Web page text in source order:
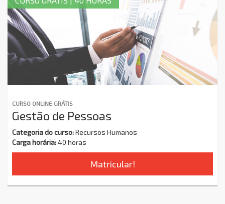
CURSO ONLINE GRÁTIS
Gestão de Pessoas
Categoria do curso:Recursos Humanos
Carga horária:40 horas
Matricular!